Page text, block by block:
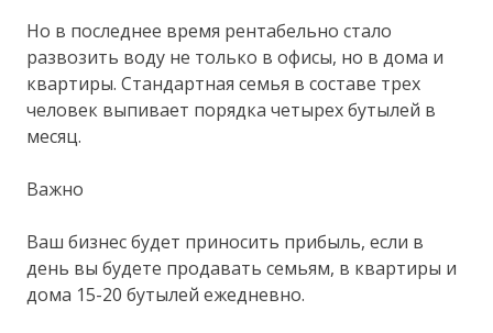
Но в последнее время рентабельно стало
развозить воду не только в офисы, но в дома и
квартиры. Стандартная семья в составе трех
человек выпивает порядка четырех бутылей в
месяц.
Важно
Ваш бизнес будет приносить прибыль, если в
день вы будете продавать семьям, в квартиры и
дома 15-20 бутылей ежедневно.